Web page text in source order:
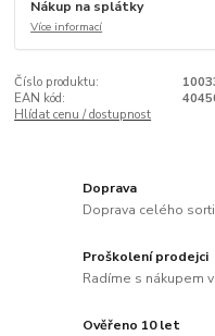
Nákup na splátky
Více informací
Číslo produktu:
EAN kód:
Hlídat cenu / dostupnost
Doprava
Doprava celého
Proškolení prodejci
Radíme s nákupem
Ověřeno 10 let